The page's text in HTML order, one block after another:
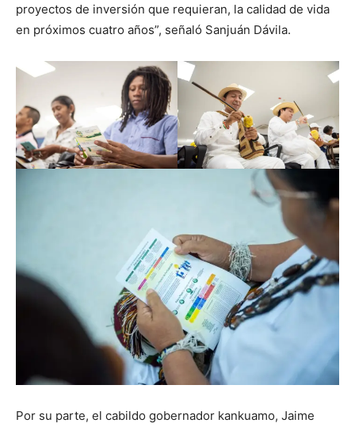
proyectos de inversión que requieran, la calidad de vida
en próximos cuatro años”, señaló Sanjuán Dávila.
Por su parte, el cabildo gobernador kankuamo, Jaime